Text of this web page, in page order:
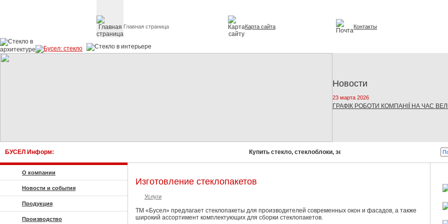
Главная страница Карта сайта Контакты
Новости
23 марта 2026
ГРАФІК РОБОТИ КОМПАНІЇ НА ЧАС
БУСЕЛ Информ: Купить стекло, стеклоблоки, зеркала, стеклопакеты! Бусел
О компании
Новости и события
Продукция
Производство
Изготовление стеклопакетов
Услуги
ТМ «Бусел» предлагает стеклопакеты для производителей современных окон и фасадов, а также
широкий ассортимент комплектующих для сборки стеклопакетов.